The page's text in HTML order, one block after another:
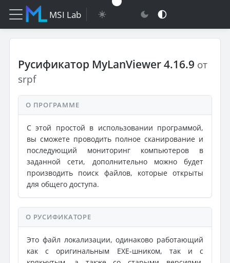
MSI Lab
Русификатор MyLanViewer 4.16.9 от
srpf
О ПРОГРАММЕ
С этой простой в использовании программой,
вы сможете проводить полное сканирование и
последующий мониторинг компьютеров в
заданной сети, дополнительно можно будет
производить поиск файлов, которые открыты
для общего доступа.
О РУСИФИКАТОРЕ
Это файл локализации, одинаково работающий
как с оригинальным ЕХЕ-шником, так и с